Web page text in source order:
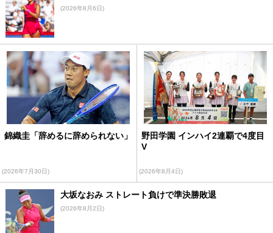
(2026年8月6日)
錦織圭「辞めるに辞められない」
(2026年7月30日)
野田学園 インハイ2連覇で4度目
V
(2026年8月4日)
大坂なおみ ストレート負けで準決勝敗退
(2026年8月2日)